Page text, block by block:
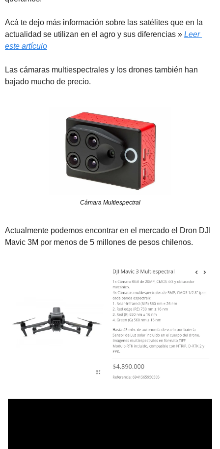
Acá te dejo más información sobre las satélites que en la
actualidad se utilizan en el agro y sus diferencias » Leer
este artículo
Las cámaras multiespectrales y los drones también han
bajado mucho de precio.
Cámara Multiespectral
Actualmente podemos encontrar en el mercado el Dron DJI
Mavic 3M por menos de 5 millones de pesos chilenos.